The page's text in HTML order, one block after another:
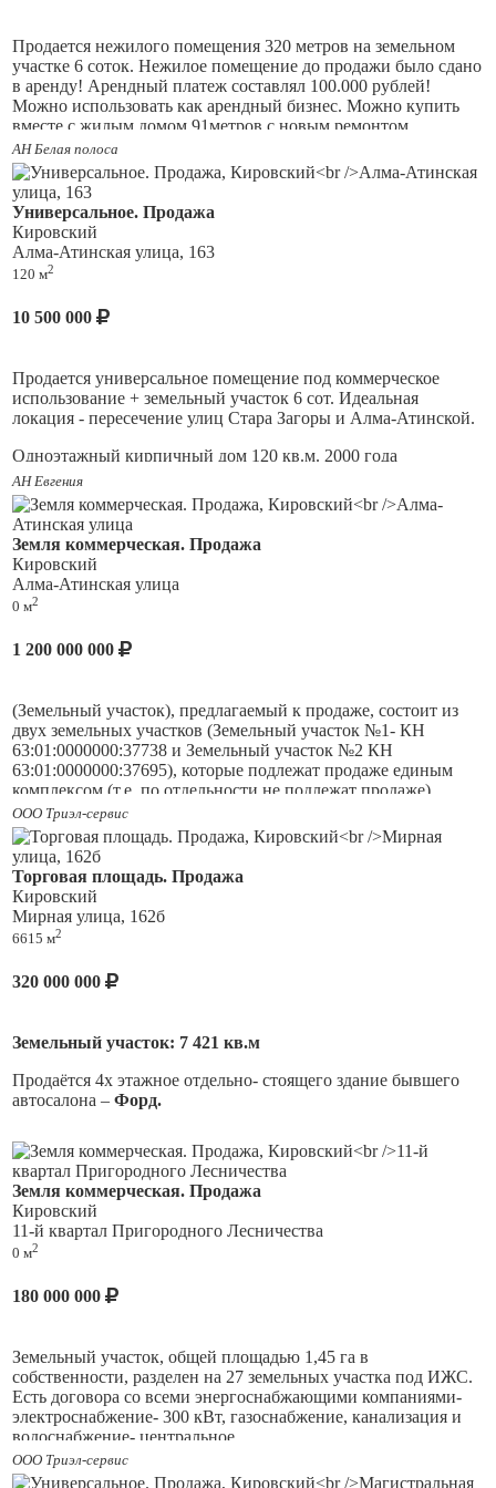
Не упустите возможность! Это идеальное место для
вашего автосалона!
Пишите-звоните, с удовольствием ответим на все Ваши
вопросы!
шум и пыль от дороги, при этом сохраняется хорошая
транспортная доступность и видимость для
клиентов.Парковка и подъездные пути: удобные, подходят
для разгрузки. Готовы предоставить поэтажный план и
расчёт окупаемости при разных сценариях аренды.
Продается нежилого помещения 320 метров на земельном
участке 6 соток. Нежилое помещение до продажи было сдано
в аренду! Арендный платеж составлял 100.000 рублей!
Можно использовать как арендный бизнес. Можно купить
вместе с жилым домом 91метров с новым ремонтом.
АН Белая полоса
Универсальное. Продажа
Кировский
Алма-Атинская улица, 163
120 м2
10 500 000
Продается универсальное помещение под коммерческое
использование + земельный участок 6 сот. Идеальная
локация - пересечение улиц Стара Загоры и Алма-Атинской.
Одноэтажный кирпичный дом 120 кв.м. 2000 года
постройки, дополнительный пристрой 2018 г. постройки, все
узаконено. 2 с/узла в доме, дополнительный с/у с улицы. 4
комнаты, большой холл, кухня с беседкой. Электричество
центральное, выгребная яма, скважина, идет подключение
газа. Крыша отремонтирована в 2026г.
На участке залит дополнительный фундамент под баню (или
другую постройку) на 2 эт.
Возможное использование - гостиница, хостел, кафе и
АН Евгения
Земля коммерческая. Продажа
Кировский
Алма-Атинская улица
0 м2
1 200 000 000
(Земельный участок), предлагаемый к продаже, состоит из
двух земельных участков (Земельный участок №1- КН
63:01:0000000:37738 и Земельный участок №2 КН
63:01:0000000:37695), которые подлежат продаже единым
комплексом (т.е. по отдельности не подлежат продаже).
ООО Триэл-сервис
Торговая площадь. Продажа
Кировский
Мирная улица, 162б
6615 м2
320 000 000
Земельный участок: 7 421 кв.м
Продаётся 4х этажное отдельно- стоящего здание бывшего
автосалона – Форд.
Идеальное решение для солидной компании, логистического
комплекса и арендного бизнеса. Помещение полностью
готово к эксплуатации и оснащено всем необходимым для
комфортной работы и отдыха. Все коммуникации
центральные, отопление газовое, электричество
Основные особенности:
- Разная высота потолков в складских и производственных
- Панорамные окна — наполняют пространство
естественным светом и создают ощущение открытости;
- Оборудованный хамам, финская сауна, русская баня,
Земля коммерческая. Продажа
Кировский
11-й квартал Пригородного Лесничества
0 м2
180 000 000
Земельный участок, общей площадью 1,45 га в
собственности, разделен на 27 земельных участка под ИЖС.
Есть договора со всеми энергоснабжающими компаниями-
электроснабжение- 300 кВт, газоснабжение, канализация и
водоснабжение- центральное.
ООО Триэл-сервис